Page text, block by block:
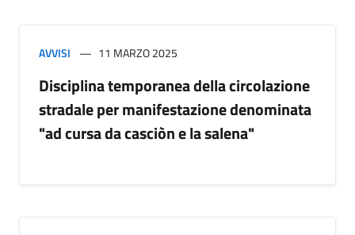
AVVISI 11 MARZO 2025
Disciplina temporanea della circolazione
stradale per manifestazione denominata
"ad cursa da casciòn e la salena"